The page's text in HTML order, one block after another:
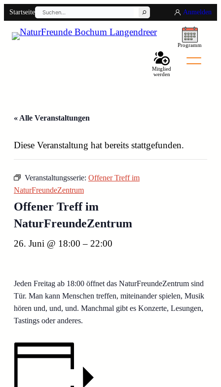
Startseite
Suchen
Anmelden
Programm
Mitglied
werden
« Alle Veranstaltungen
Diese Veranstaltung hat bereits stattgefunden.
Veranstaltungsserie: Offener Treff im
NaturFreundeZentrum
Offener Treff im
NaturFreundeZentrum
26. Juni @ 18:00 – 22:00
Jeden Freitag ab 18:00 öffnet das NaturFreundeZentrum sind
Tür. Man kann Menschen treffen, miteinander spielen, Musik
hören und, und, und. Manchmal gibt es Konzerte, Lesungen,
Tastings oder anderes.